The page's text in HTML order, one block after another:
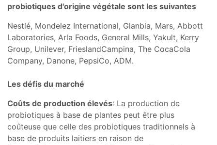
probiotiques d'origine végétale sont les suivantes
Nestlé, Mondelez International, Glanbia, Mars, Abbott
Laboratories, Arla Foods, General Mills, Yakult, Kerry
Group, Unilever, FrieslandCampina, The CocaCola
Company, Danone, PepsiCo, ADM.
Les défis du marché
Coûts de production élevés: La production de
probiotiques à base de plantes peut être plus
coûteuse que celle des probiotiques traditionnels à
base de produits laitiers en raison de